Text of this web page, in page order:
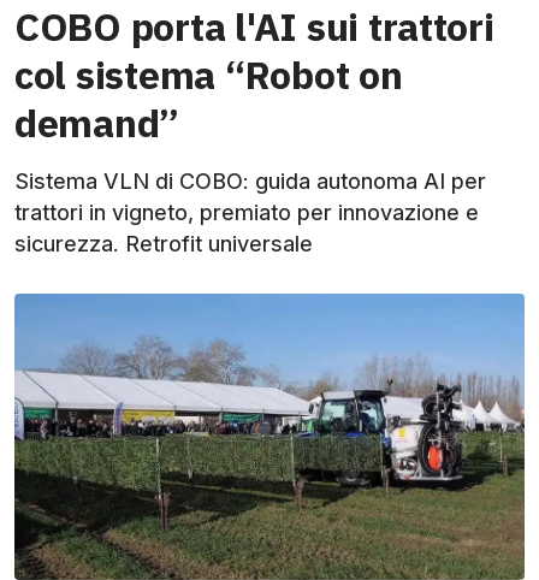
COBO porta l'AI sui trattori
col sistema “Robot on
demand”
Sistema VLN di COBO: guida autonoma AI per
trattori in vigneto, premiato per innovazione e
sicurezza. Retrofit universale